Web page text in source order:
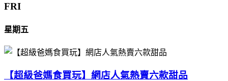
FRI
星期五
【超級爸媽食買玩】網店人氣熱賣六款甜品